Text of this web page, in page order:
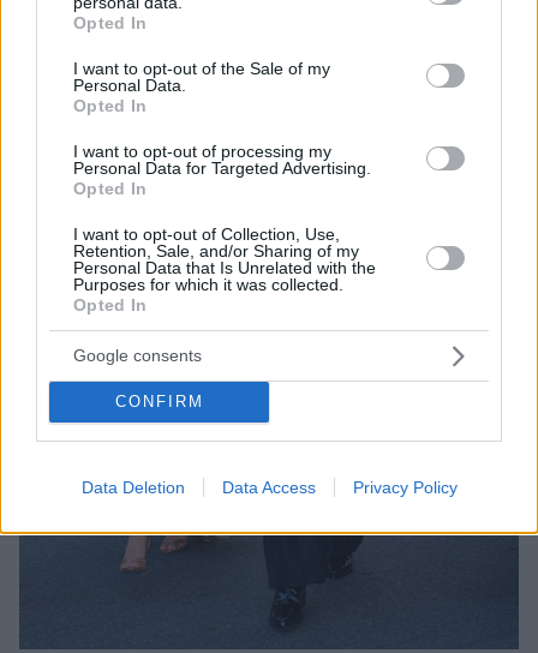
grant or deny consent to Google and its third-party tags to
use your data for below specified purposes in below Google
consent section.
Opted In
I want to opt-out of the Sale of my
Personal Data.
Opted In
I want to opt-out of processing my
Personal Data for Targeted Advertising.
Opted In
I want to opt-out of Collection, Use,
Retention, Sale, and/or Sharing of my
Personal Data that Is Unrelated with the
Purposes for which it was collected.
Opted In
Google consents
CONFIRM
Data Deletion Data Access Privacy Policy